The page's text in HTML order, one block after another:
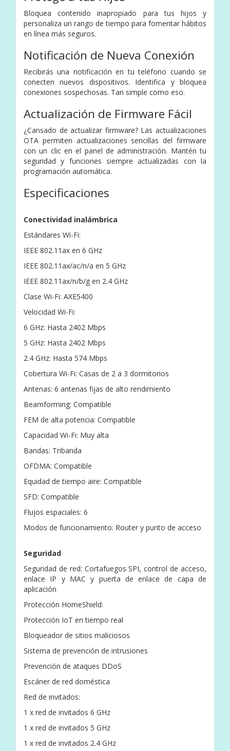
Bloquea contenido inapropiado para tus hijos y
personaliza un rango de tiempo para fomentar hábitos
en línea más seguros.
Notificación de Nueva Conexión
Recibirás una notificación en tu teléfono cuando se
conecten nuevos dispositivos. Identifica y bloquea
conexiones sospechosas. Tan simple como eso.
Actualización de Firmware Fácil
¿Cansado de actualizar firmware? Las actualizaciones
OTA permiten actualizaciones sencillas del firmware
con un clic en el panel de administración. Mantén tu
seguridad y funciones siempre actualizadas con la
programación automática.
Especificaciones
Conectividad inalámbrica
Estándares Wi-Fi:
IEEE 802.11ax en 6 GHz
IEEE 802.11ax/ac/n/a en 5 GHz
IEEE 802.11ax/n/b/g en 2.4 GHz
Clase Wi-Fi: AXE5400
Velocidad Wi-Fi:
6 GHz: Hasta 2402 Mbps
5 GHz: Hasta 2402 Mbps
2.4 GHz: Hasta 574 Mbps
Cobertura Wi-Fi: Casas de 2 a 3 dormitorios
Antenas: 6 antenas fijas de alto rendimiento
Beamforming: Compatible
FEM de alta potencia: Compatible
Capacidad Wi-Fi: Muy alta
Bandas: Tribanda
OFDMA: Compatible
Equidad de tiempo aire: Compatible
SFD: Compatible
Flujos espaciales: 6
Modos de funcionamiento: Router y punto de acceso
Seguridad
Seguridad de red: Cortafuegos SPI, control de acceso,
enlace IP y MAC y puerta de enlace de capa de
aplicación
Protección HomeShield:
Protección IoT en tiempo real
Bloqueador de sitios maliciosos
Sistema de prevención de intrusiones
Prevención de ataques DDoS
Escáner de red doméstica
Red de invitados:
1 x red de invitados 6 GHz
1 x red de invitados 5 GHz
1 x red de invitados 2.4 GHz